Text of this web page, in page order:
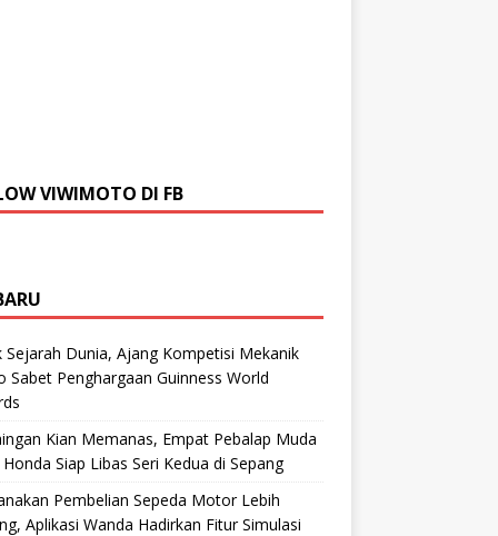
VIWIMOTO DI FB
Sejarah Dunia, Ajang Kompetisi Mekanik
Sabet Penghargaan Guinness World
Kian Memanas, Empat Pebalap Muda
Siap Libas Seri Kedua di Sepang
Pembelian Sepeda Motor Lebih
Aplikasi Wanda Hadirkan Fitur Simulasi